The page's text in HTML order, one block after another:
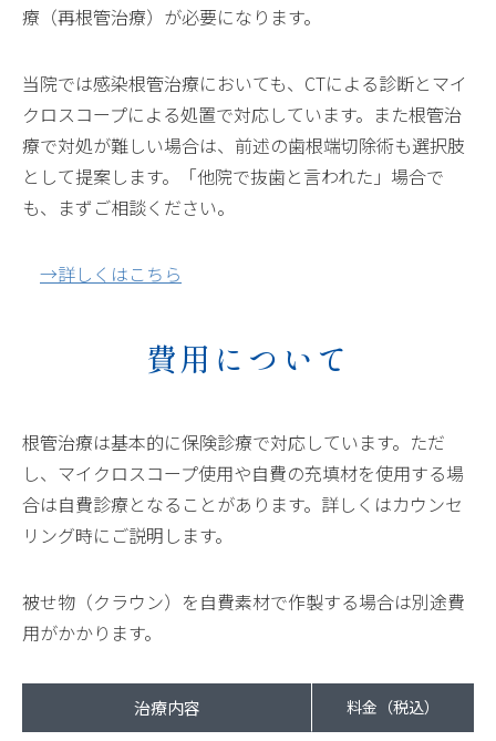
療（再根管治療）が必要になります。
当院では感染根管治療においても、CTによる診断とマイ
クロスコープによる処置で対応しています。また根管治
療で対処が難しい場合は、前述の歯根端切除術も選択肢
として提案します。「他院で抜歯と言われた」場合で
も、まずご相談ください。
→詳しくはこちら
費用について
根管治療は基本的に保険診療で対応しています。ただ
し、マイクロスコープ使用や自費の充填材を使用する場
合は自費診療となることがあります。詳しくはカウンセ
リング時にご説明します。
被せ物（クラウン）を自費素材で作製する場合は別途費
用がかかります。
治療内容 料金（税込）